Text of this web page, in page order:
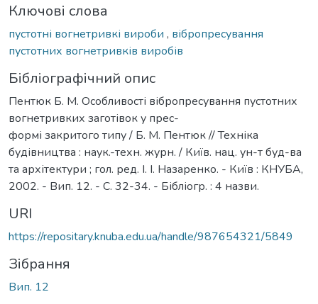
Ключові слова
пустотні вогнетривкі вироби , вібропресування
пустотних вогнетривків виробів
Бібліографічний опис
Пентюк Б. М. Особливості вібропресування пустотних
вогнетривких заготівок у прес-
формі закритого типу / Б. М. Пентюк // Техніка
будівництва : наук.-техн. журн. / Київ. нац. ун-т буд-ва
та архітектури ; гол. ред. І. І. Назаренко. - Київ : КНУБА,
2002. - Вип. 12. - С. 32-34. - Бібліогр. : 4 назви.
URI
https://repositary.knuba.edu.ua/handle/987654321/5849
Зібрання
Вип. 12